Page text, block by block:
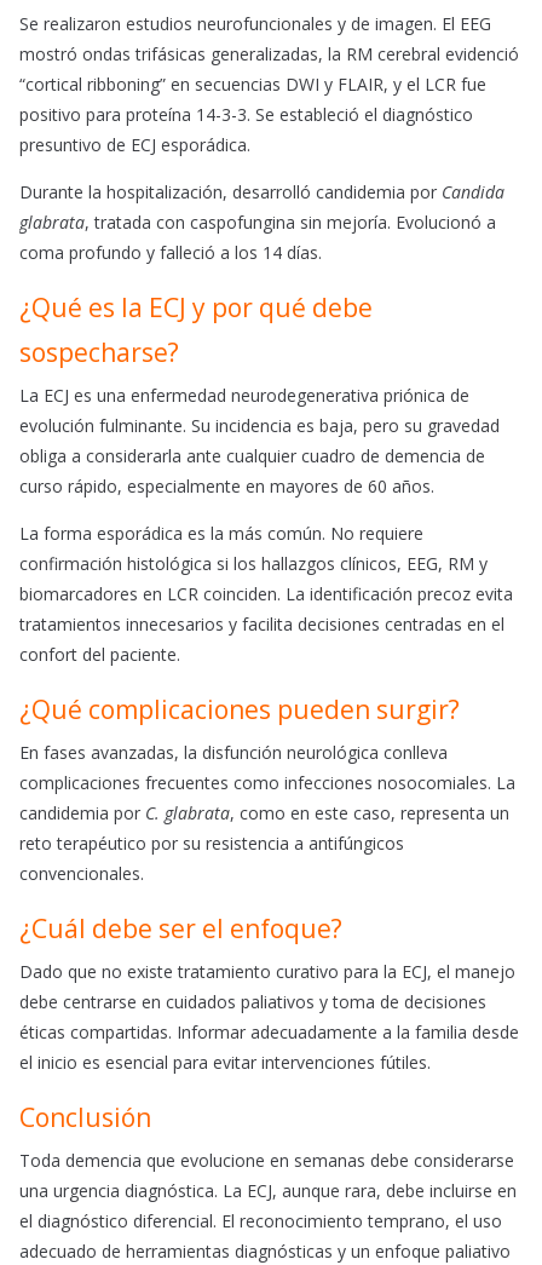
Se realizaron estudios neurofuncionales y de imagen. El EEG
mostró ondas trifásicas generalizadas, la RM cerebral evidenció
“cortical ribboning” en secuencias DWI y FLAIR, y el LCR fue
positivo para proteína 14-3-3. Se estableció el diagnóstico
presuntivo de ECJ esporádica.
Durante la hospitalización, desarrolló candidemia por Candida
glabrata, tratada con caspofungina sin mejoría. Evolucionó a
coma profundo y falleció a los 14 días.
¿Qué es la ECJ y por qué debe
sospecharse?
La ECJ es una enfermedad neurodegenerativa priónica de
evolución fulminante. Su incidencia es baja, pero su gravedad
obliga a considerarla ante cualquier cuadro de demencia de
curso rápido, especialmente en mayores de 60 años.
La forma esporádica es la más común. No requiere
confirmación histológica si los hallazgos clínicos, EEG, RM y
biomarcadores en LCR coinciden. La identificación precoz evita
tratamientos innecesarios y facilita decisiones centradas en el
confort del paciente.
¿Qué complicaciones pueden surgir?
En fases avanzadas, la disfunción neurológica conlleva
complicaciones frecuentes como infecciones nosocomiales. La
candidemia por C. glabrata, como en este caso, representa un
reto terapéutico por su resistencia a antifúngicos
convencionales.
¿Cuál debe ser el enfoque?
Dado que no existe tratamiento curativo para la ECJ, el manejo
debe centrarse en cuidados paliativos y toma de decisiones
éticas compartidas. Informar adecuadamente a la familia desde
el inicio es esencial para evitar intervenciones fútiles.
Conclusión
Toda demencia que evolucione en semanas debe considerarse
una urgencia diagnóstica. La ECJ, aunque rara, debe incluirse en
el diagnóstico diferencial. El reconocimiento temprano, el uso
adecuado de herramientas diagnósticas y un enfoque paliativo